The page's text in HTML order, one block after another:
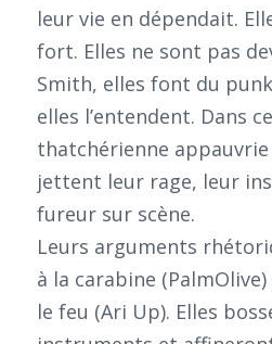
leur vie en dépendait.
fort. Elles ne sont pas
Smith, elles font du
elles l’entendent. Dans
thatchérienne
jettent leur rage, leur
fureur sur scène.
Leurs arguments
à la carabine
le feu (Ari Up). Elles